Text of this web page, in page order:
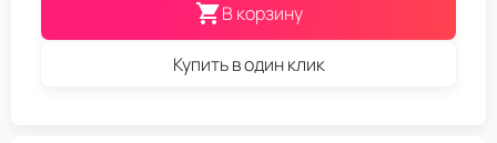
В корзину
Купить в один клик